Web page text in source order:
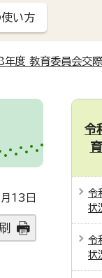
い方
度 教育委員会交
13日
令
令
状
令
状